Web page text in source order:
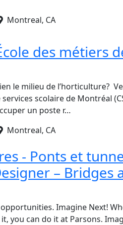
Montreal, CA
des métiers
le milieu de l’horticulture?
scolaire de Montréal
un poste r…
Montreal, CA
- Ponts et
– Bridges
Imagine Next!
you can do it at Parsons.